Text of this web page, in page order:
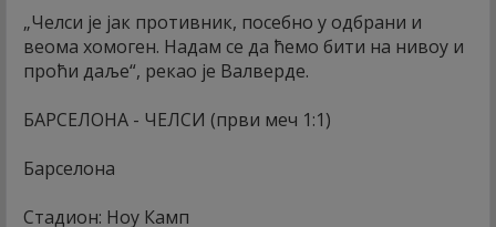
„Челси је јак противник, посебно у одбрани и
веома хомоген. Надам се да ћемо бити на нивоу и
проћи даље“, рекао је Валверде.
БАРСЕЛОНА - ЧЕЛСИ (први меч 1:1)
Барселона
Стадион: Ноу Камп